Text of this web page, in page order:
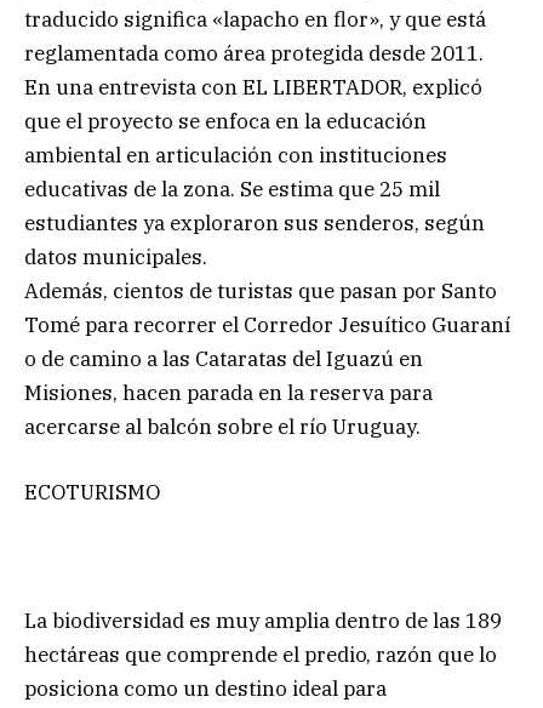
traducido significa «lapacho en flor», y que está
reglamentada como área protegida desde 2011.
En una entrevista con EL LIBERTADOR, explicó
que el proyecto se enfoca en la educación
ambiental en articulación con instituciones
educativas de la zona. Se estima que 25 mil
estudiantes ya exploraron sus senderos, según
datos municipales.
Además, cientos de turistas que pasan por Santo
Tomé para recorrer el Corredor Jesuítico Guaraní
o de camino a las Cataratas del Iguazú en
Misiones, hacen parada en la reserva para
acercarse al balcón sobre el río Uruguay.
ECOTURISMO
La biodiversidad es muy amplia dentro de las 189
hectáreas que comprende el predio, razón que lo
posiciona como un destino ideal para